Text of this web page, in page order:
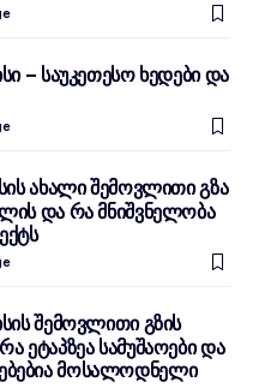
– საუკეთესო ხედები და
ახალი შემოვლითი გზა
და რა მნიშვნელობა
შემოვლითი გზის
ეტაპზეა სამუშაოები და
მოსალოდნელი